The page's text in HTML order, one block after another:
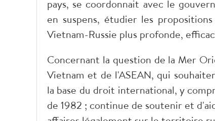
pays, se coordonnait avec le
en suspens, étudier les
Vietnam-Russie plus profonde,
Concernant la question de la Mer
Vietnam et de l'ASEAN, qui
la base du droit international, y
de 1982 ; continue de soutenir et